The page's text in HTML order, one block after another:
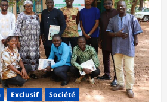
Exclusif Société